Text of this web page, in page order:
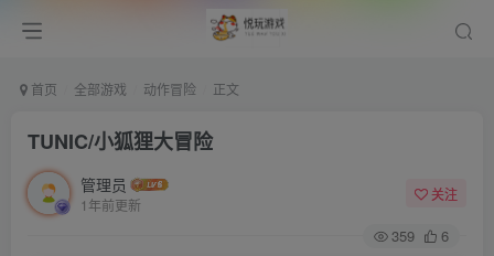
首页 全部游戏 动作冒险 正文
TUNIC/小狐狸大冒险
管理员
1年前更新
关注
359 6